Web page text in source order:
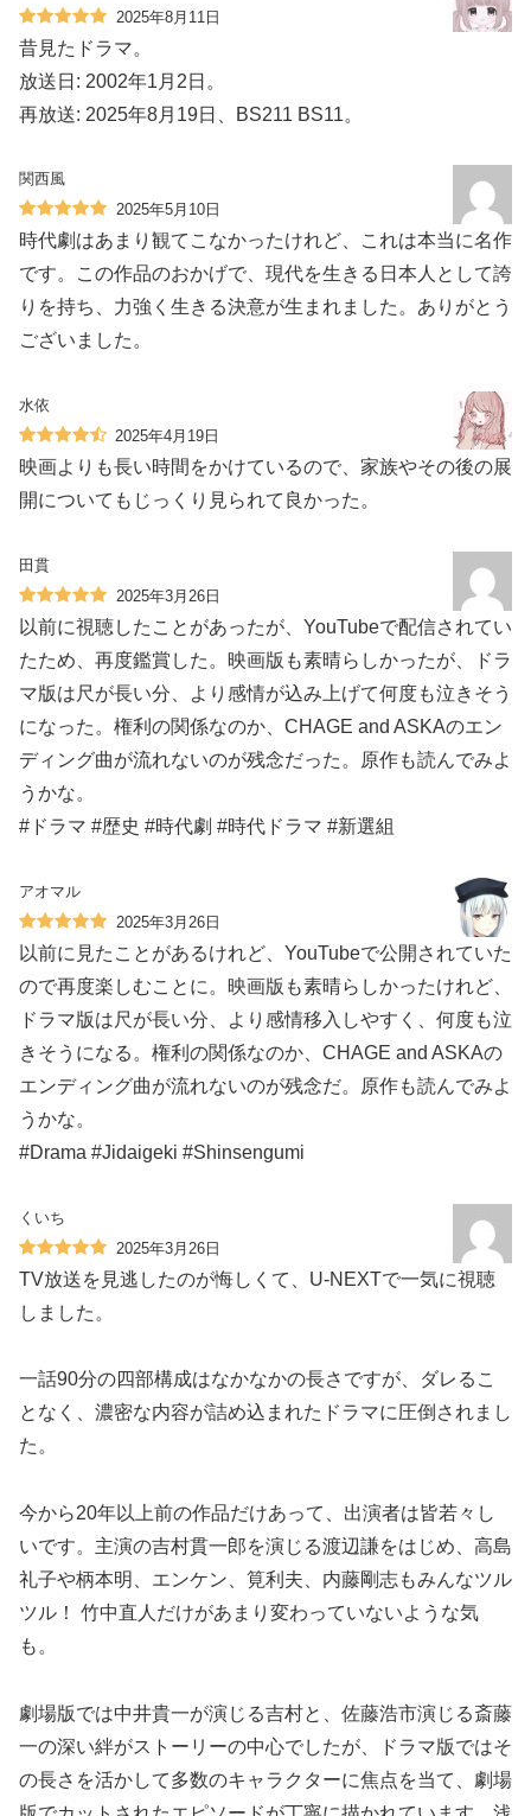
2025年8月11日
昔見たドラマ。
放送日: 2002年1月2日。
再放送: 2025年8月19日、BS211 BS11。
関西風
2025年5月10日
時代劇はあまり観てこなかったけれど、これは本当に名作
です。この作品のおかげで、現代を生きる日本人として誇
りを持ち、力強く生きる決意が生まれました。ありがとう
ございました。
水依
2025年4月19日
映画よりも長い時間をかけているので、家族やその後の展
開についてもじっくり見られて良かった。
田貫
2025年3月26日
以前に視聴したことがあったが、YouTubeで配信されてい
たため、再度鑑賞した。映画版も素晴らしかったが、ドラ
マ版は尺が長い分、より感情が込み上げて何度も泣きそう
になった。権利の関係なのか、CHAGE and ASKAのエン
ディング曲が流れないのが残念だった。原作も読んでみよ
うかな。
#ドラマ #歴史 #時代劇 #時代ドラマ #新選組
アオマル
2025年3月26日
以前に見たことがあるけれど、YouTubeで公開されていた
ので再度楽しむことに。映画版も素晴らしかったけれど、
ドラマ版は尺が長い分、より感情移入しやすく、何度も泣
きそうになる。権利の関係なのか、CHAGE and ASKAの
エンディング曲が流れないのが残念だ。原作も読んでみよ
うかな。
#Drama #Jidaigeki #Shinsengumi
くいち
2025年3月26日
TV放送を見逃したのが悔しくて、U-NEXTで一気に視聴
しました。
一話90分の四部構成はなかなかの長さですが、ダレるこ
となく、濃密な内容が詰め込まれたドラマに圧倒されまし
た。
今から20年以上前の作品だけあって、出演者は皆若々し
いです。主演の吉村貫一郎を演じる渡辺謙をはじめ、高島
礼子や柄本明、エンケン、筧利夫、内藤剛志もみんなツル
ツル！ 竹中直人だけがあまり変わっていないような気
も。
劇場版では中井貴一が演じる吉村と、佐藤浩市演じる斎藤
一の深い絆がストーリーの中心でしたが、ドラマ版ではそ
の長さを活かして多数のキャラクターに焦点を当て、劇場